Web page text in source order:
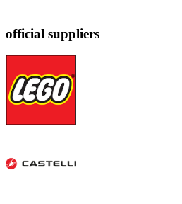
official suppliers